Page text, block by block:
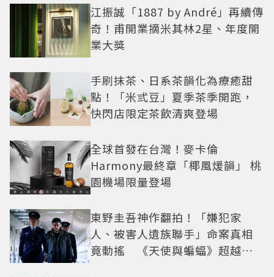
江振誠「1887 by André」再續傳
奇！甫開業摘米其林2星、年度開
業大獎
手刷抹茶、日系茶韻化為療癒甜
點！「米弎豆」夏季茶季開跑，
快閃店限定茶飲清爽登場
全球首發在台灣！麥卡倫
Harmony最終章「椰風煖韻」 桃
園機場限量登場
東野圭吾神作翻拍！「嫌犯家
人、被害人遺族聯手」命案真相
竟動搖 《天使與蝙蝠》超越懸